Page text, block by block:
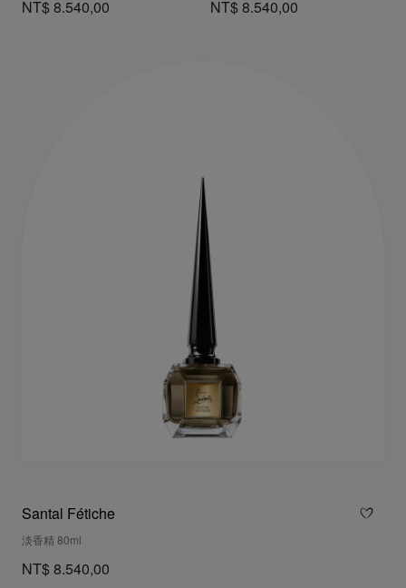
NT$ 8.540,00 NT$ 8.540,00
Santal Fétiche
淡香精 80ml
NT$ 8.540,00